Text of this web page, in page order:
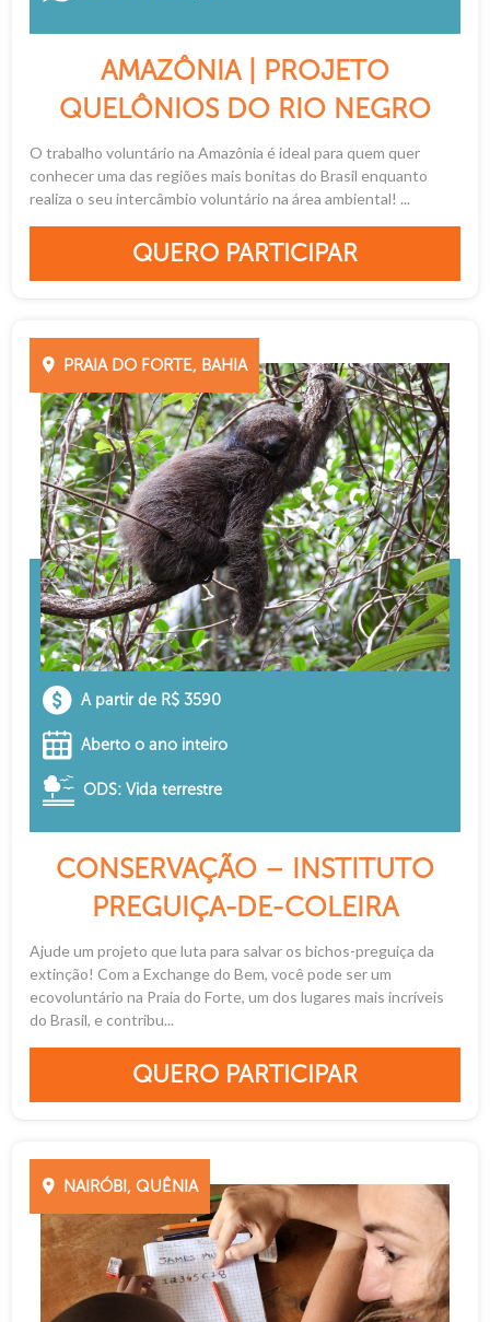
AMAZÔNIA | PROJETO
QUELÔNIOS DO RIO NEGRO
O trabalho voluntário na Amazônia é ideal para quem quer
conhecer uma das regiões mais bonitas do Brasil enquanto
realiza o seu intercâmbio voluntário na área ambiental! ...
QUERO PARTICIPAR
PRAIA DO FORTE, BAHIA
A partir de R$ 3590
Aberto o ano inteiro
ODS: Vida terrestre
CONSERVAÇÃO – INSTITUTO
PREGUIÇA-DE-COLEIRA
Ajude um projeto que luta para salvar os bichos-preguiça da
extinção! Com a Exchange do Bem, você pode ser um
ecovoluntário na Praia do Forte, um dos lugares mais incríveis
do Brasil, e contribu...
QUERO PARTICIPAR
NAIRÓBI, QUÊNIA